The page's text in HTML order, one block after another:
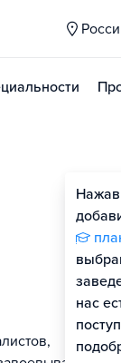
Нажав
нас